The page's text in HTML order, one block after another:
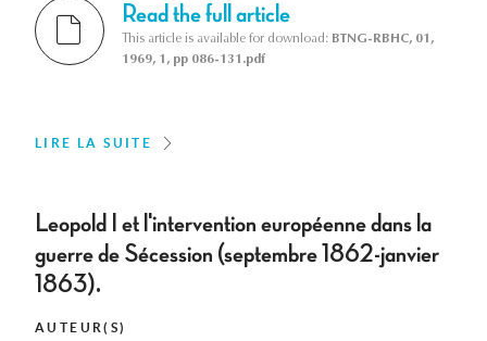
Read the full article
This article is available for download: BTNG-RBHC, 01,
1969, 1, pp 086-131.pdf
LIRE LA SUITE
Leopold I et l'intervention européenne dans la
guerre de Sécession (septembre 1862-janvier
1863).
AUTEUR(S)